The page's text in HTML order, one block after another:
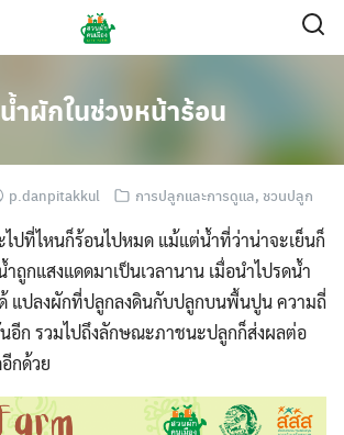
ำผักในช่วงหน้าร้อน
p.danpitakkul การปลูกและการดูแล, ชวนปลูก
ไปที่ไหนก็ร้อนไปหมด แม้แต่น้ำที่ว่าน่าจะเย็นก็
ถูกแสงแดดมาเป็นเวลานาน เมื่อนำไปรดน้ำ
แปลงผักที่ปลูกลงดินกับปลูกบนพื้นปูน ความถี่
อีก รวมไปถึงลักษณะภาชนะปลูกก็ส่งผลต่อ
กด้วย